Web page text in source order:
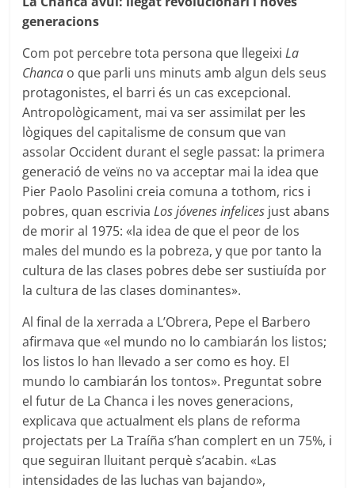
generacions
Com pot percebre tota persona que llegeixiLa
Chanca o que parli uns minuts amb algun dels seus
protagonistes, el barri és un cas excepcional.
Antropològicament, mai va ser assimilat per les
lògiques del capitalisme de consum que van
assolar Occident durant el segle passat: la primera
generació de veïns no va acceptar mai la idea que
Pier Paolo Pasolini creia comuna a tothom, rics i
pobres, quan escriviaLos jóvenes infelices just abans
de morir al 1975: «la idea de que el peor de los
males del mundo es la pobreza, y que por tanto la
cultura de las clases pobres debe ser sustiuída por
la cultura de las clases dominantes».
Al final de la xerrada a L’Obrera, Pepe el Barbero
afirmava que «el mundo no lo cambiarán los listos;
los listos lo han llevado a ser como es hoy. El
mundo lo cambiarán los tontos». Preguntat sobre
el futur de La Chanca i les noves generacions,
explicava que actualment els plans de reforma
projectats per La Traíña s’han complert en un 75%, i
que seguiran lluitant perquè s’acabin. «Las
intensidades de las luchas van bajando»,